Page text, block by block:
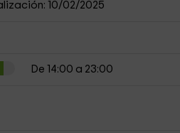
10/02/2025
De 14:00 a 23:00